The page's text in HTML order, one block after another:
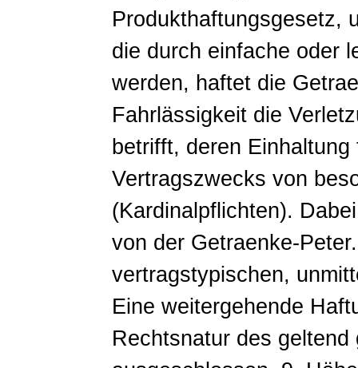
Produkthaftungsgesetz,
die durch einfache oder
werden, haftet die
Fahrlässigkeit die
betrifft, deren
Vertragszwecks von
(Kardinalpflichten).
von der Getraenke-
vertragstypischen,
Eine weitergehende
Rechtsnatur des